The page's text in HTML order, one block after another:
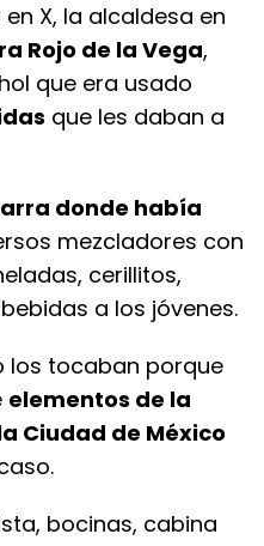
X, la alcaldesa en
Rojo de la Vega,
que era usado
que les daban a
donde había
mezcladores con
cerillitos,
a los jóvenes.
los tocaban porque
elementos de la
Ciudad de México
bocinas, cabina